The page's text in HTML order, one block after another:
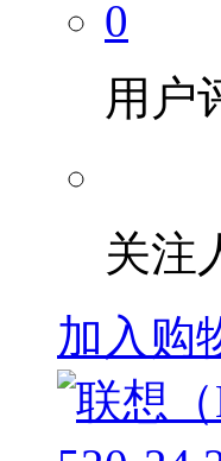
0
用户
关注
加入购